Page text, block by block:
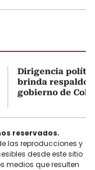
Dirigencia
brinda respaldo
gobierno de
reservados.
las reproducciones y
desde este sitio
medios que resulten